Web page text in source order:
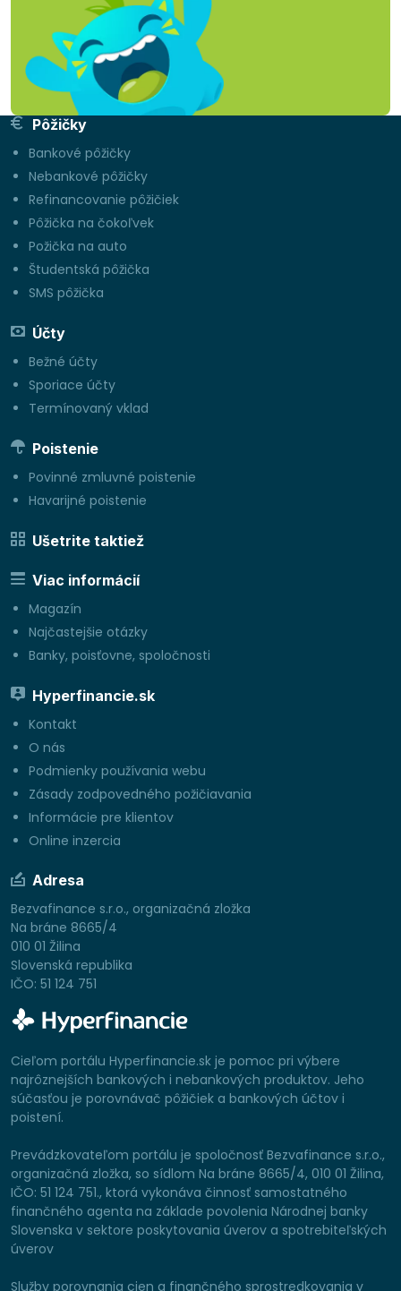
Pôžičky
Bankové pôžičky
Nebankové pôžičky
Refinancovanie pôžičiek
Pôžička na čokoľvek
Požička na auto
Študentská pôžička
SMS pôžička
Účty
Bežné účty
Sporiace účty
Termínovaný vklad
Poistenie
Povinné zmluvné poistenie
Havarijné poistenie
Ušetrite taktiež
Viac informácií
Magazín
Najčastejšie otázky
Banky, poisťovne, spoločnosti
Hyperfinancie.sk
Kontakt
O nás
Podmienky používania webu
Zásady zodpovedného požičiavania
Informácie pre klientov
Online inzercia
Adresa
Bezvafinance s.r.o., organizačná zložka
Na bráne 8665/4
010 01 Žilina
Slovenská republika
IČO: 51 124 751
Cieľom portálu Hyperfinancie.sk je pomoc pri výbere
najrôznejších bankových i nebankových produktov. Jeho
súčasťou je porovnávač pôžičiek a bankových účtov i
poistení.
Prevádzkovateľom portálu je spoločnosť Bezvafinance s.r.o.,
organizačná zložka, so sídlom Na bráne 8665/4, 010 01 Žilina,
IČO: 51 124 751., ktorá vykonáva činnosť samostatného
finančného agenta na základe povolenia Národnej banky
Slovenska v sektore poskytovania úverov a spotrebiteľských
úverov
Služby porovnania cien a finančného sprostredkovania v